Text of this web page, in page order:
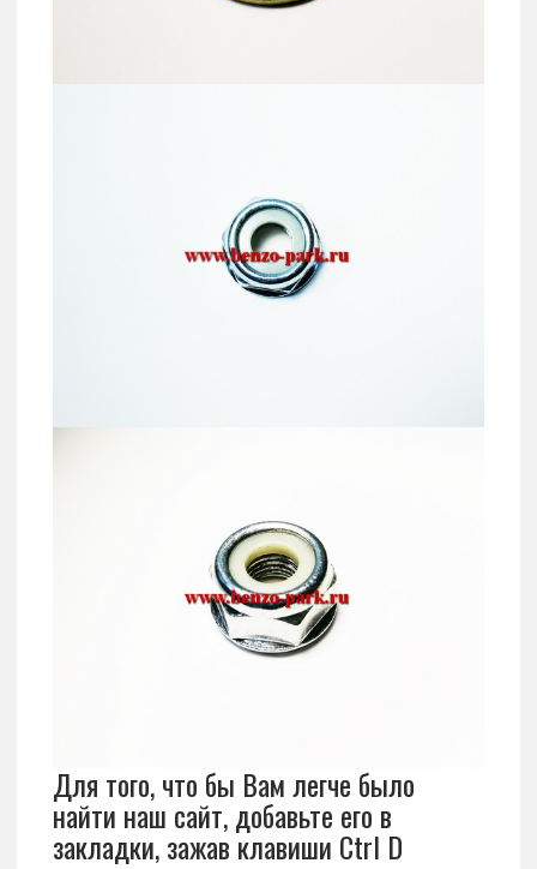
Для того, что бы Вам легче было
найти наш сайт, добавьте его в
закладки, зажав клавиши Ctrl D